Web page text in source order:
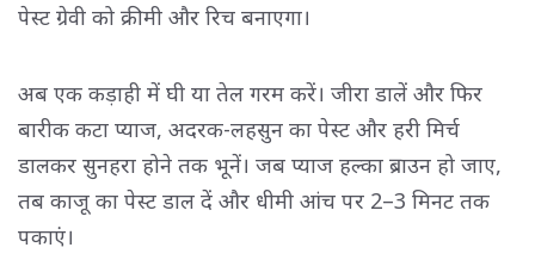
पेस्ट ग्रेवी को क्रीमी और रिच बनाएगा।
अब एक कड़ाही में घी या तेल गरम करें। जीरा डालें और फिर
बारीक कटा प्याज, अदरक-लहसुन का पेस्ट और हरी मिर्च
डालकर सुनहरा होने तक भूनें। जब प्याज हल्का ब्राउन हो जाए,
तब काजू का पेस्ट डाल दें और धीमी आंच पर 2–3 मिनट तक
पकाएं।